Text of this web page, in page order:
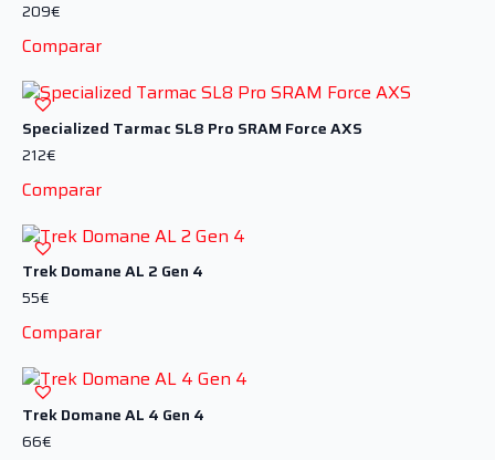
209€
Comparar
Specialized Tarmac SL8 Pro SRAM Force AXS
212€
Comparar
Trek Domane AL 2 Gen 4
55€
Comparar
Trek Domane AL 4 Gen 4
66€